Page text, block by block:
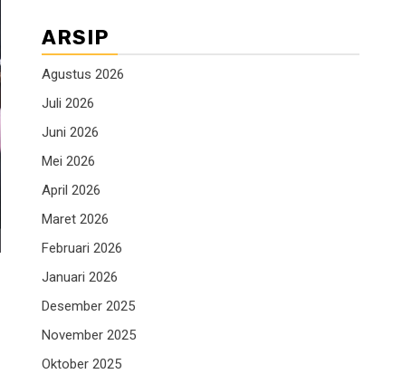
ARSIP
Agustus 2026
Juli 2026
Juni 2026
Mei 2026
April 2026
Maret 2026
Februari 2026
Januari 2026
Desember 2025
November 2025
Oktober 2025